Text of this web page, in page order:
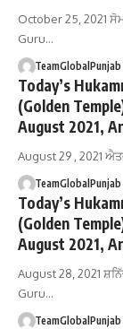
October 25, 2021
Guru…
TeamGlobalPunjab
Today’s
(Golden
August 2021,
August 29 , 2021
TeamGlobalPunjab
Today’s
(Golden
August 2021,
August 28, 2021
Guru…
TeamGlobalPunjab